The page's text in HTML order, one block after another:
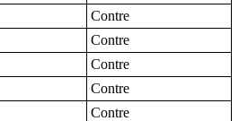
Contre
Contre
Contre
Contre
Contre